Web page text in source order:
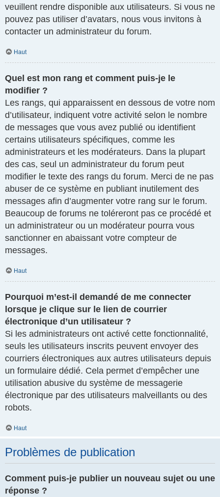
veuillent rendre disponible aux utilisateurs. Si vous ne
pouvez pas utiliser d’avatars, nous vous invitons à
contacter un administrateur du forum.
Haut
Quel est mon rang et comment puis-je le
modifier ?
Les rangs, qui apparaissent en dessous de votre nom
d’utilisateur, indiquent votre activité selon le nombre
de messages que vous avez publié ou identifient
certains utilisateurs spécifiques, comme les
administrateurs et les modérateurs. Dans la plupart
des cas, seul un administrateur du forum peut
modifier le texte des rangs du forum. Merci de ne pas
abuser de ce système en publiant inutilement des
messages afin d’augmenter votre rang sur le forum.
Beaucoup de forums ne toléreront pas ce procédé et
un administrateur ou un modérateur pourra vous
sanctionner en abaissant votre compteur de
messages.
Haut
Pourquoi m’est-il demandé de me connecter
lorsque je clique sur le lien de courrier
électronique d’un utilisateur ?
Si les administrateurs ont activé cette fonctionnalité,
seuls les utilisateurs inscrits peuvent envoyer des
courriers électroniques aux autres utilisateurs depuis
un formulaire dédié. Cela permet d’empêcher une
utilisation abusive du système de messagerie
électronique par des utilisateurs malveillants ou des
robots.
Haut
Problèmes de publication
Comment puis-je publier un nouveau sujet ou une
réponse ?